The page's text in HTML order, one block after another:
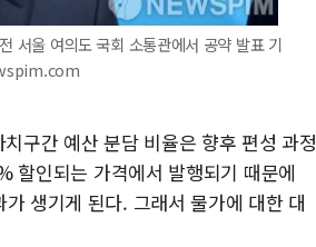
서울 여의도 국회 소통관에서 공약 발표 기
구간 예산 분담 비율은 향후 편성 과정
할인되는 가격에서 발행되기 때문에
생기게 된다. 그래서 물가에 대한 대